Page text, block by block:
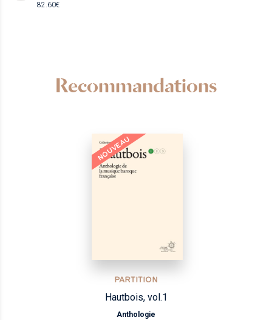
82.60€
Recommandations
NOUVEAU
PARTITION
Hautbois, vol.1
Anthologie